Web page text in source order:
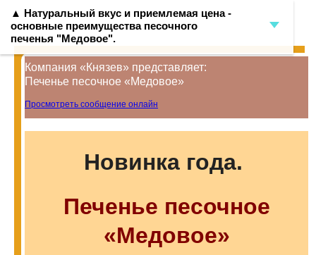
▲ Натуральный вкус и приемлемая цена -
основные преимущества песочного
печенья "Медовое".
Компания «Князев» представляет:
Печенье песочное «Медовое»
Просмотреть сообщение онлайн
Новинка года.
Печенье песочное
«Медовое»